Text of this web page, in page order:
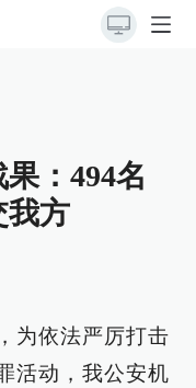
：494名
我方
为依法严厉打击
活动，我公安机